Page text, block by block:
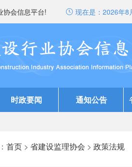
协会信息平台! 现在是： 2026年8
时政要闻 通知公告
首页 > 省建设监理协会 > 政策法规